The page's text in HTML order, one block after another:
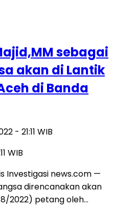
sebagai
akan di Lantik
di Banda
- 21:11 WIB
WIB
Investigasi news.com —
direncanakan akan
2022) petang oleh…